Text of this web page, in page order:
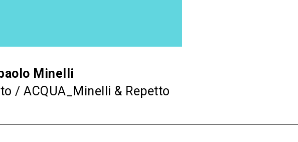
Minelli
/ ACQUA_Minelli & Repetto